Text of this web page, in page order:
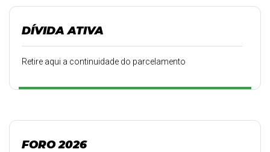
DÍVIDA ATIVA
Retire aqui a continuidade do parcelamento
FORO 2026